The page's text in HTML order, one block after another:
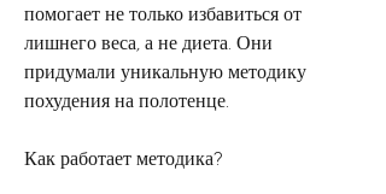
помогает не только избавиться от
лишнего веса, а не диета. Они
придумали уникальную методику
похудения на полотенце.
Как работает методика?